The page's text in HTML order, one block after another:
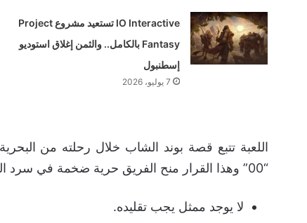
IO Interactive تستعيد مشروع Project
Fantasy بالكامل.. والثمن إغلاق استوديو
إسطنبول
7 يوليو، 2026
“00” وهذا القرار منح الفريق حرية ضخمة في سرد القصة، حيث..
لا يوجد ممثل يجب تقليده.